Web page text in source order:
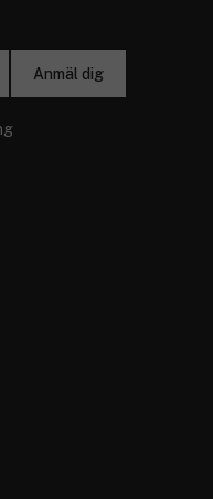
Anmäl dig